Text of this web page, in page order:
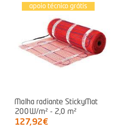
apoio técnico grátis
Malha radiante StickyMat
200W/m² - 2,0 m²
127,92€